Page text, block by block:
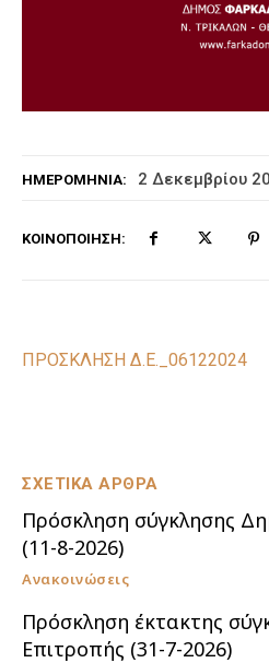
ΗΜΕΡΟΜΗΝΊΑ: 2 Δεκεμβρίου
ΚΟΙΝΟΠΟΊΗΣΗ:
ΣΧΕΤΙΚΑ ΑΡΘΡΑ
Πρόσκληση σύγκλησης
(11-8-2026)
Ανακοινώσεις
Πρόσκληση έκτακτης
Επιτροπής (31-7-2026)
ΠΡΟΣΚΛΗΣΗ Δ.Ε._06122024